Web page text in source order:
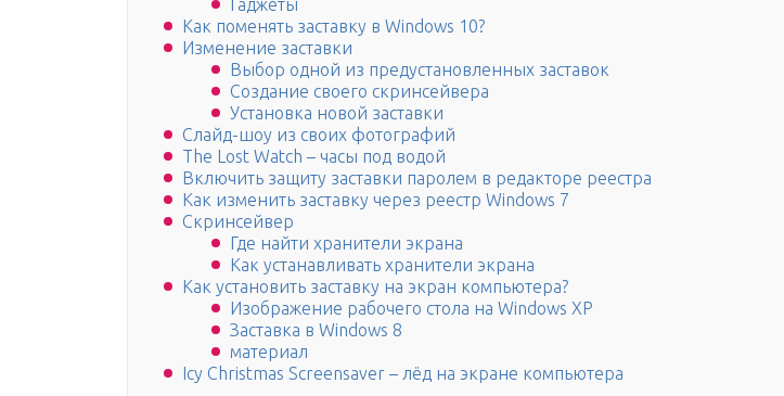
Гаджеты
Как поменять заставку в Windows 10?
Изменение заставки
Выбор одной из предустановленных заставок
Создание своего скринсейвера
Установка новой заставки
Слайд-шоу из своих фотографий
The Lost Watch – часы под водой
Включить защиту заставки паролем в редакторе реестра
Как изменить заставку через реестр Windows 7
Скринсейвер
Где найти хранители экрана
Как устанавливать хранители экрана
Как установить заставку на экран компьютера?
Изображение рабочего стола на Windows XP
Заставка в Windows 8
материал
Icy Christmas Screensaver – лёд на экране компьютера